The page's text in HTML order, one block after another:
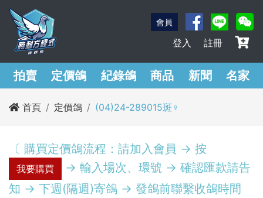
會員
登入 註冊
拍賣 定價鴿 紀錄鴿 商品 新聞 名家
首頁 定價鴿 (04)24-289015斑♀︎
〔 購買定價鴿流程：請加入會員 -> 按
我要購買
-> 輸入場次、環號 -> 確認匯款請告
知 -> 下週(隔週)寄鴿 -> 發鴿前聯繫收鴿時間